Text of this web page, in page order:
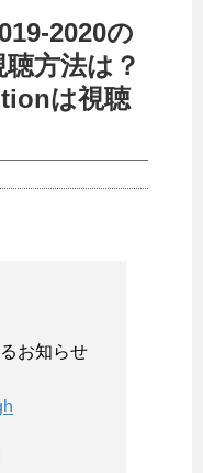
2020の
方法は？
は視聴
お知らせ